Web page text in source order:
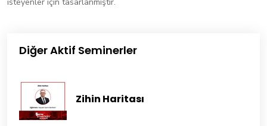
isteyenler için tasarlanmıştır.
Diğer Aktif Seminerler
Zihin Haritası